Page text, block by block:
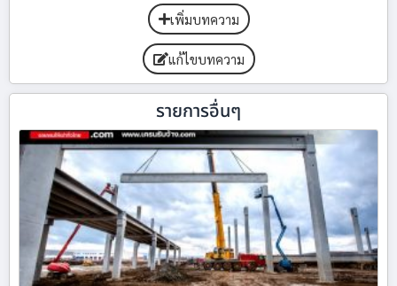
เพิ่มบทความ
แก้ไขบทความ
รายการอื่นๆ